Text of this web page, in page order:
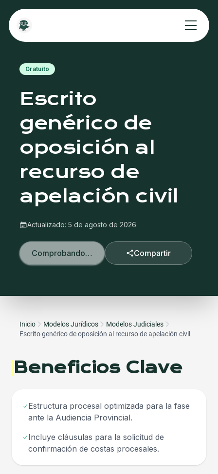
Gratuito
Escrito
genérico de
oposición al
recurso de
apelación civil
Actualizado: 5 de agosto de 2026
Comprobando… Compartir
Inicio Modelos Jurídicos
Modelos Judiciales
Escrito genérico de oposición al recurso de apelación civil
Beneficios Clave
Estructura procesal optimizada para la fase
ante la Audiencia Provincial.
Incluye cláusulas para la solicitud de
confirmación de costas procesales.